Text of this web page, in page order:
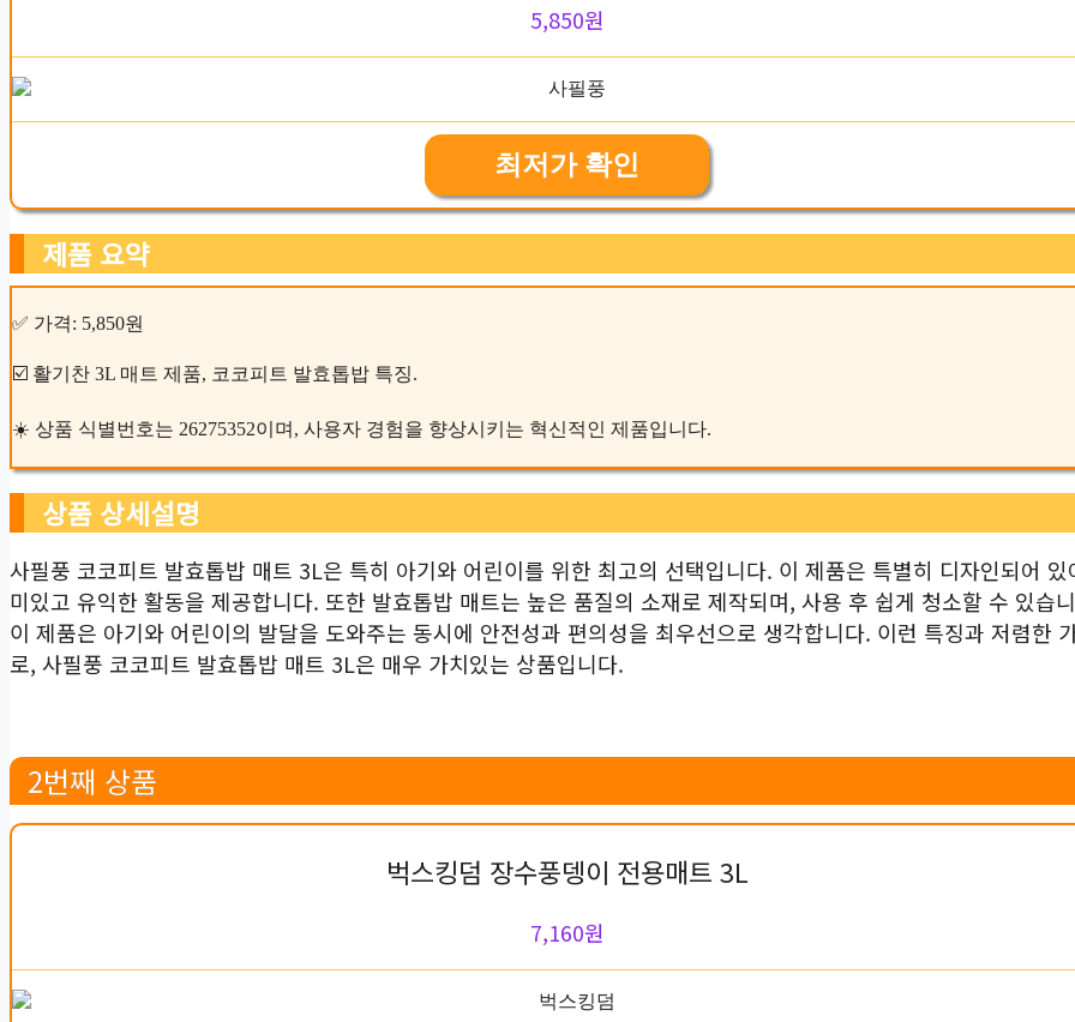
5,850원
최저가 확인
제품 요약
✅ 가격: 5,850원
☑️ 활기찬 3L 매트 제품, 코코피트 발효톱밥 특징.
☀️ 상품 식별번호는 26275352이며, 사용자 경험을 향상시키는 혁신적인 제품입니다.
상품 상세설명
사필풍 코코피트 발효톱밥 매트 3L은 특히 아기와 어린이를 위한 최고의 선택입니다. 이 제품은 특별히 디자인되어 있
미있고 유익한 활동을 제공합니다. 또한 발효톱밥 매트는 높은 품질의 소재로 제작되며, 사용 후 쉽게 청소할 수 있습
이 제품은 아기와 어린이의 발달을 도와주는 동시에 안전성과 편의성을 최우선으로 생각합니다. 이런 특징과 저렴한
로, 사필풍 코코피트 발효톱밥 매트 3L은 매우 가치있는 상품입니다.
2번째 상품
벅스킹덤 장수풍뎅이 전용매트 3L
7,160원